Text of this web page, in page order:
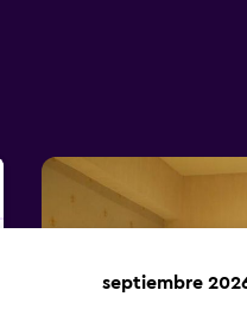
septiembre